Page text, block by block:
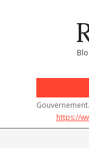
https://